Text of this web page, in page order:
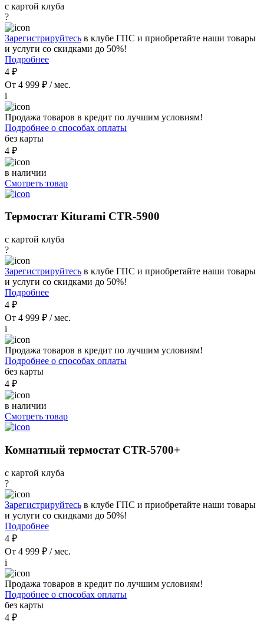
с картой клуба
?
Зарегистрируйтесь в клубе ГПС и приобретайте наши товары
и услуги со скидками до 50%!
Подробнее
4 ₽
От 4 999 ₽ / мес.
i
Продажа товаров в кредит по лучшим условиям!
Подробнее о способах оплаты
без карты
4 ₽
в наличии
Смотреть товар
Термостат Kiturami CTR-5900
с картой клуба
?
Зарегистрируйтесь в клубе ГПС и приобретайте наши товары
и услуги со скидками до 50%!
Подробнее
4 ₽
От 4 999 ₽ / мес.
i
Продажа товаров в кредит по лучшим условиям!
Подробнее о способах оплаты
без карты
4 ₽
в наличии
Смотреть товар
Комнатный термостат CTR-5700+
с картой клуба
?
Зарегистрируйтесь в клубе ГПС и приобретайте наши товары
и услуги со скидками до 50%!
Подробнее
4 ₽
От 4 999 ₽ / мес.
i
Продажа товаров в кредит по лучшим условиям!
Подробнее о способах оплаты
без карты
4 ₽